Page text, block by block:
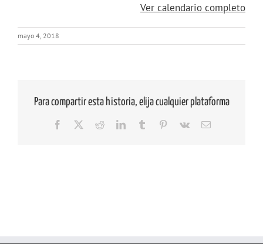
Ver calendario completo
mayo 4, 2018
Para compartir esta historia, elija cualquier plataforma
Facebook RedditLinkedInTumblr Pinterest
Vk
Correo